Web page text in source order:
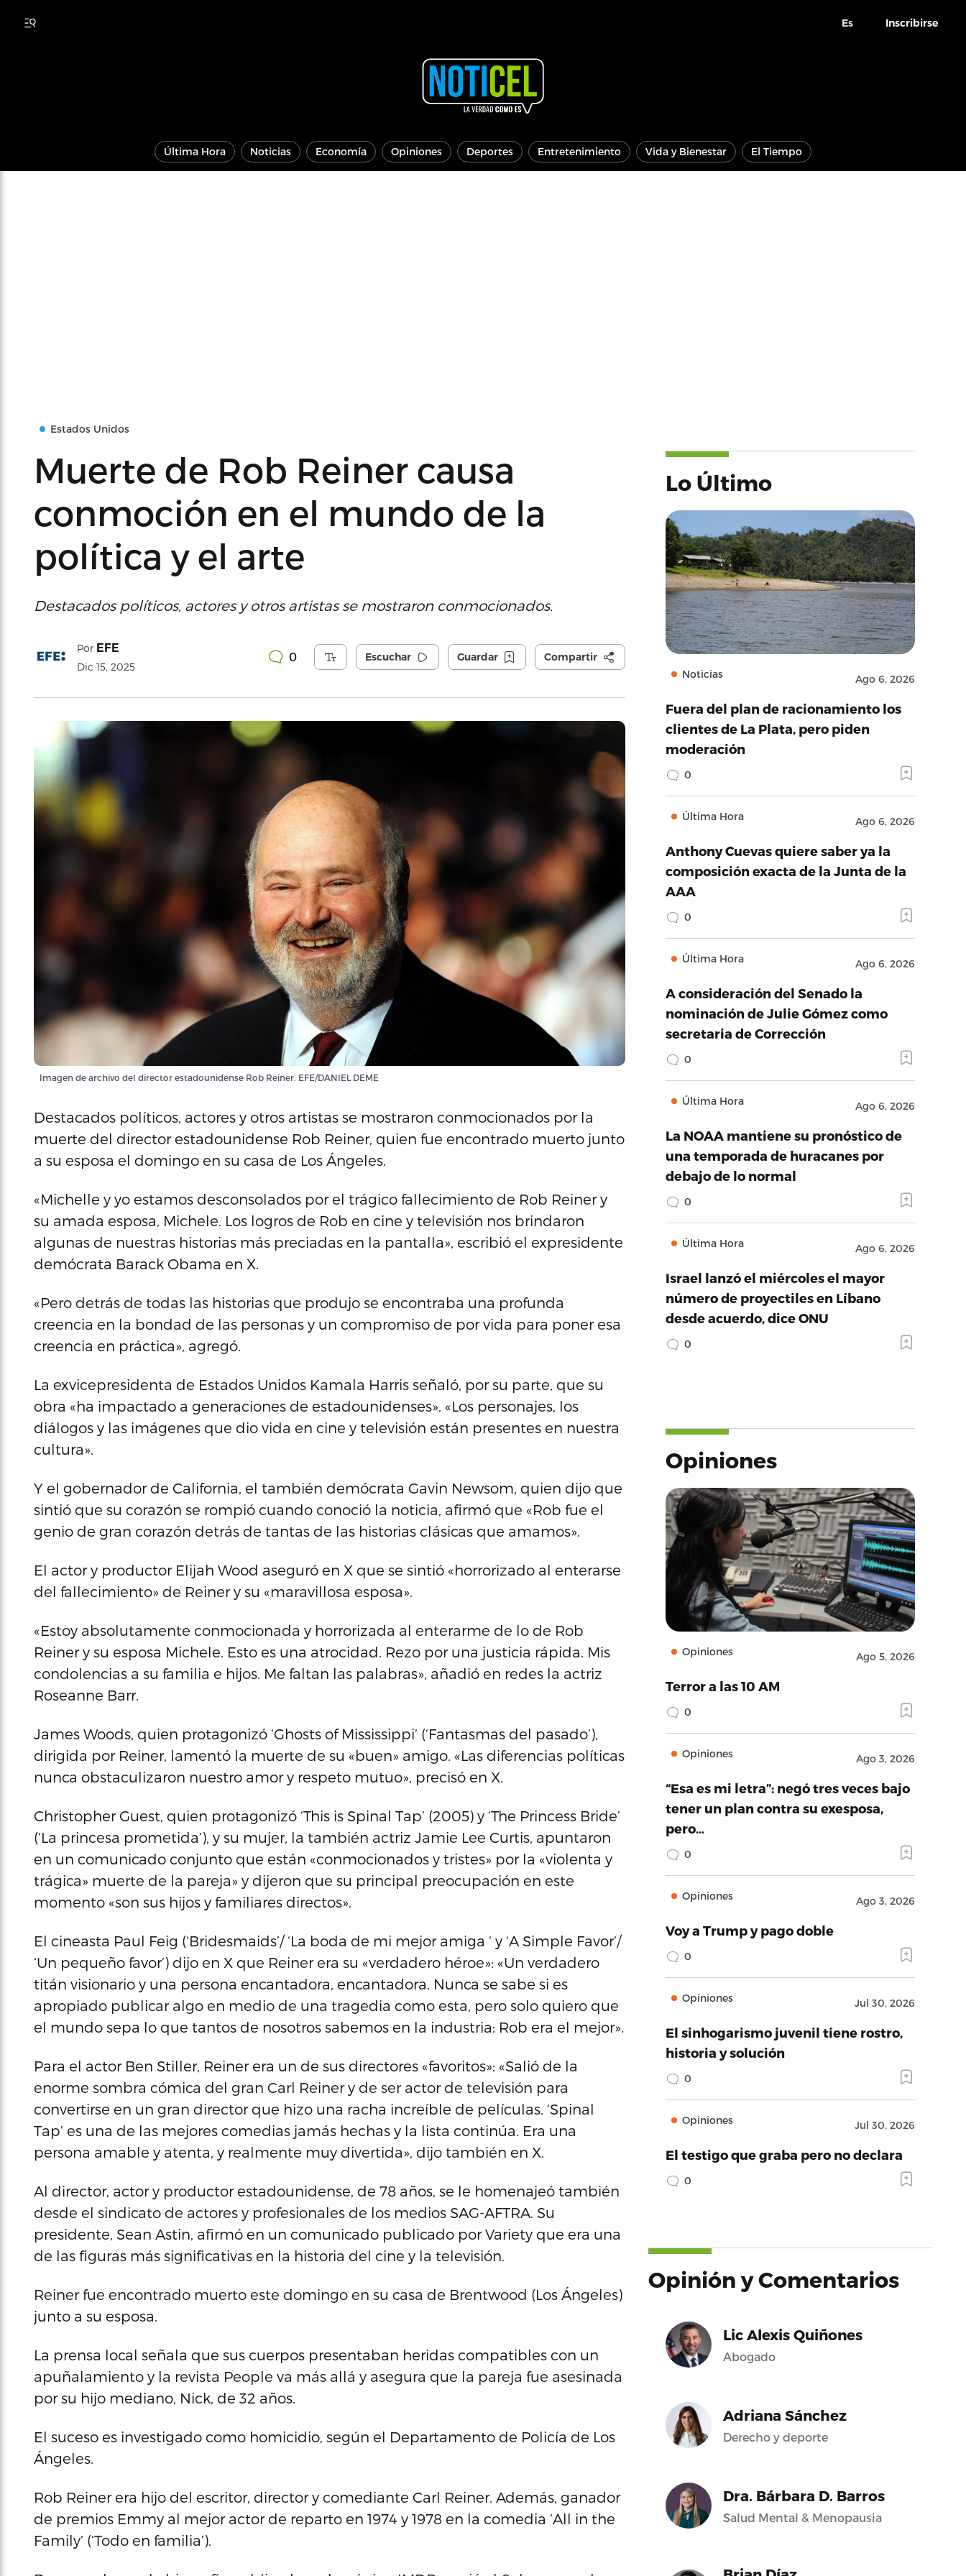
Es Inscribirse
Última Hora Noticias Economía Opiniones Deportes Entretenimiento Vida y Bienestar El Tiempo
Estados Unidos
Muerte de Rob Reiner causa
conmoción en el mundo de la
política y el arte
Destacados políticos, actores y otros artistas se mostraron conmocionados.
Por EFE
Dic 15, 2025
0 Escuchar Guardar Compartir
Imagen de archivo del director estadounidense Rob Reiner. EFE/DANIEL DEME
Destacados políticos, actores y otros artistas se mostraron conmocionados por la
muerte del director estadounidense Rob Reiner, quien fue encontrado muerto junto
a su esposa el domingo en su casa de Los Ángeles.
«Michelle y yo estamos desconsolados por el trágico fallecimiento de Rob Reiner y
su amada esposa, Michele. Los logros de Rob en cine y televisión nos brindaron
algunas de nuestras historias más preciadas en la pantalla», escribió el expresidente
demócrata Barack Obama en X.
«Pero detrás de todas las historias que produjo se encontraba una profunda
creencia en la bondad de las personas y un compromiso de por vida para poner esa
creencia en práctica», agregó.
La exvicepresidenta de Estados Unidos Kamala Harris señaló, por su parte, que su
obra «ha impactado a generaciones de estadounidenses». «Los personajes, los
diálogos y las imágenes que dio vida en cine y televisión están presentes en nuestra
cultura».
Y el gobernador de California, el también demócrata Gavin Newsom, quien dijo que
sintió que su corazón se rompió cuando conoció la noticia, afirmó que «Rob fue el
genio de gran corazón detrás de tantas de las historias clásicas que amamos».
El actor y productor Elijah Wood aseguró en X que se sintió «horrorizado al enterarse
del fallecimiento» de Reiner y su «maravillosa esposa».
«Estoy absolutamente conmocionada y horrorizada al enterarme de lo de Rob
Reiner y su esposa Michele. Esto es una atrocidad. Rezo por una justicia rápida. Mis
condolencias a su familia e hijos. Me faltan las palabras», añadió en redes la actriz
Roseanne Barr.
James Woods, quien protagonizó ‘Ghosts of Mississippi’ (‘Fantasmas del pasado’),
dirigida por Reiner, lamentó la muerte de su «buen» amigo. «Las diferencias políticas
nunca obstaculizaron nuestro amor y respeto mutuo», precisó en X.
Christopher Guest, quien protagonizó ‘This is Spinal Tap’ (2005) y ‘The Princess Bride’
(‘La princesa prometida’), y su mujer, la también actriz Jamie Lee Curtis, apuntaron
en un comunicado conjunto que están «conmocionados y tristes» por la «violenta y
trágica» muerte de la pareja» y dijeron que su principal preocupación en este
momento «son sus hijos y familiares directos».
El cineasta Paul Feig (‘Bridesmaids’/ ‘La boda de mi mejor amiga ‘ y ‘A Simple Favor’/
‘Un pequeño favor’) dijo en X que Reiner era su «verdadero héroe»: «Un verdadero
titán visionario y una persona encantadora, encantadora. Nunca se sabe si es
apropiado publicar algo en medio de una tragedia como esta, pero solo quiero que
el mundo sepa lo que tantos de nosotros sabemos en la industria: Rob era el mejor».
Para el actor Ben Stiller, Reiner era un de sus directores «favoritos»: «Salió de la
enorme sombra cómica del gran Carl Reiner y de ser actor de televisión para
convertirse en un gran director que hizo una racha increíble de películas. ‘Spinal
Tap’ es una de las mejores comedias jamás hechas y la lista continúa. Era una
persona amable y atenta, y realmente muy divertida», dijo también en X.
Al director, actor y productor estadounidense, de 78 años, se le homenajeó también
desde el sindicato de actores y profesionales de los medios SAG-AFTRA. Su
presidente, Sean Astin, afirmó en un comunicado publicado por Variety que era una
de las figuras más significativas en la historia del cine y la televisión.
Reiner fue encontrado muerto este domingo en su casa de Brentwood (Los Ángeles)
junto a su esposa.
La prensa local señala que sus cuerpos presentaban heridas compatibles con un
apuñalamiento y la revista People va más allá y asegura que la pareja fue asesinada
por su hijo mediano, Nick, de 32 años.
El suceso es investigado como homicidio, según el Departamento de Policía de Los
Ángeles.
Rob Reiner era hijo del escritor, director y comediante Carl Reiner. Además, ganador
de premios Emmy al mejor actor de reparto en 1974 y 1978 en la comedia ‘All in the
Family’ (‘Todo en familia’).
Lo Último
Noticias Ago 6, 2026
Fuera del plan de racionamiento los
clientes de La Plata, pero piden
moderación
0
Última Hora Ago 6, 2026
Anthony Cuevas quiere saber ya la
composición exacta de la Junta de la
AAA
0
Última Hora Ago 6, 2026
A consideración del Senado la
nominación de Julie Gómez como
secretaria de Corrección
0
Última Hora Ago 6, 2026
La NOAA mantiene su pronóstico de
una temporada de huracanes por
debajo de lo normal
0
Última Hora Ago 6, 2026
Israel lanzó el miércoles el mayor
número de proyectiles en Líbano
desde acuerdo, dice ONU
0
Opiniones
Opiniones Ago 5, 2026
Terror a las 10 AM
0
Opiniones Ago 3, 2026
“Esa es mi letra”: negó tres veces bajo
tener un plan contra su exesposa,
pero…
0
Opiniones Ago 3, 2026
Voy a Trump y pago doble
0
Opiniones Jul 30, 2026
El sinhogarismo juvenil tiene rostro,
historia y solución
0
Opiniones Jul 30, 2026
El testigo que graba pero no declara
0
Opinión y Comentarios
Lic Alexis Quiñones
Abogado
Adriana Sánchez
Derecho y deporte
Dra. Bárbara D. Barros
Salud Mental & Menopausia